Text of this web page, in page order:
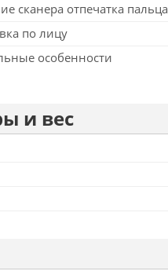
сканера отпечатка пальца
по лицу
особенности
и вес